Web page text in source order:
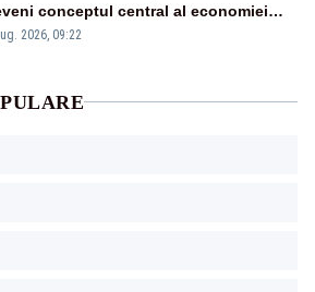
conceptul central al economiei
2026, 09:22